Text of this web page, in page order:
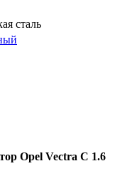
сталь
Opel Vectra C 1.6